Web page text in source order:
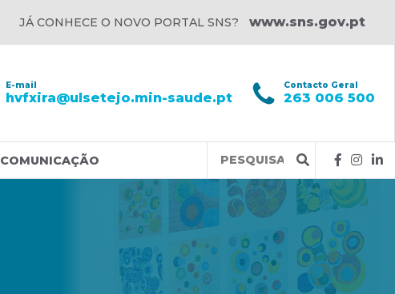
JÁ CONHECE O NOVO PORTAL SNS? www.sns.gov.pt
E-mail
hvfxira@ulsetejo.min-saude.pt
Contacto Geral
263 006 500
COMUNICAÇÃO
Query